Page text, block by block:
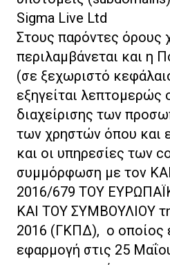
Sigma Live Ltd
Στους παρόντες όρους
περιλαμβάνεται και η
(σε ξεχωριστό
εξηγείται λεπτομερώς
διαχείρισης των
των χρηστών όπου και
και οι υπηρεσίες των
συμμόρφωση με τον
2016/679 ΤΟΥ
ΚΑΙ ΤΟΥ ΣΥΜΒΟΥΛΙΟΥ
2016 (ΓΚΠΔ), ο οποίος
εφαρμογή στις 25